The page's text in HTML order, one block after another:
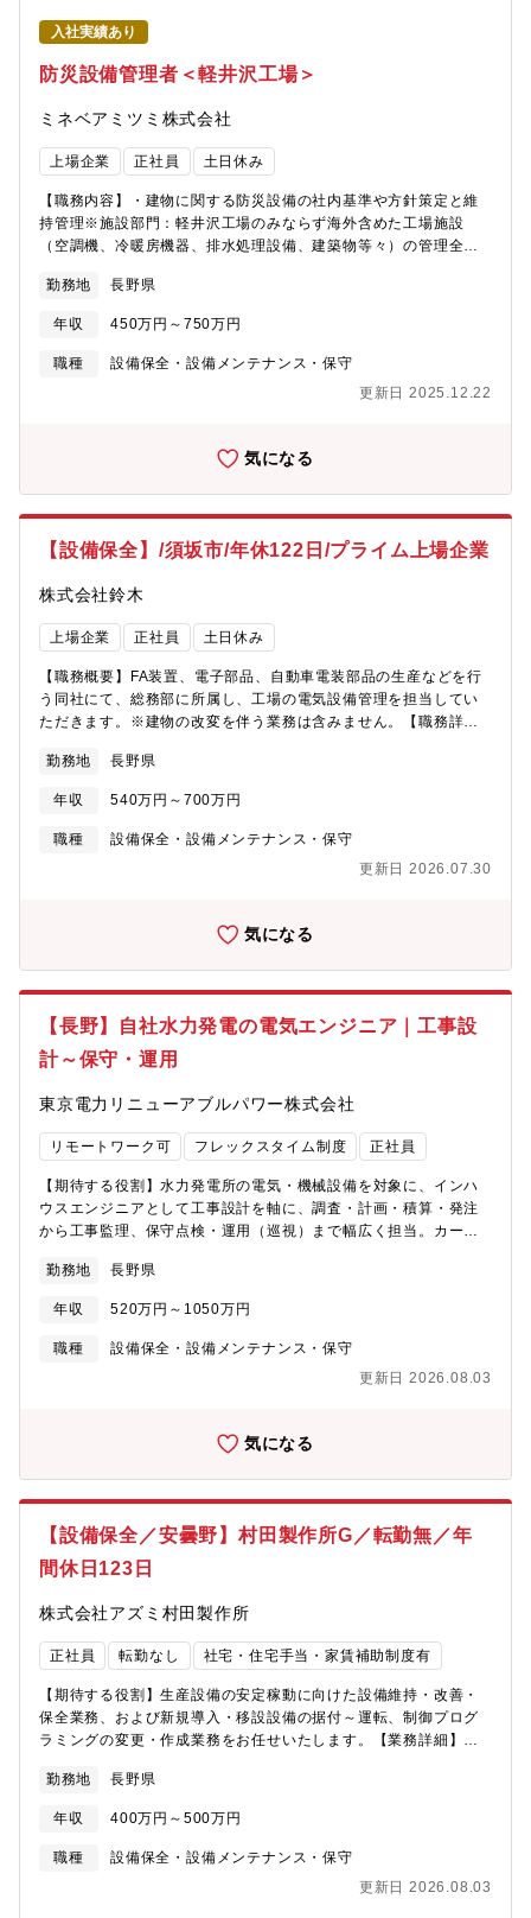
マネジャー1名、一般職1名）
入社実績あり
防災設備管理者＜軽井沢工場＞
ミネベアミツミ株式会社
上場企業 正社員 土日休み
【職務内容】・建物に関する防災設備の社内基準や方針策定と維
持管理※施設部門：軽井沢工場のみならず海外含めた工場施設
（空調機、冷暖房機器、排水処理設備、建築物等々）の管理全般
ンです。【軽井沢工場について】1963年3月に操業開始、ボール
ベアリング・小型モータ等のマザー工場として、海外の関連部門
工場を支援しております。【会社の特徴】◆ミネベアミツミとは
～コア事業「8本槍」を核とした、世界に一つしかない「相合」精
モーター、センサーや、半導体、無線技術などのエレクトロニク
する、世界に一つしかない「※相合」精密部品メーカーです。
2025年3月期は12期連続で過去最高を更新し、売上高は約1.5兆
円、営業利益945億円となりました。「※相合」とは：総合ではな
く、相い合わせることを意味する造語。 当社グループのあらゆる
リソースを掛け合わせ、 相乗効果により新たな価値を創造する。
◆当社の成長戦略について当社の成長戦略を推し進めるキードラ
イバーになるのは、「相合活動」。多様なバックグラウンド・ 情
熱を持つ10万人の人材が、 技術、事業を相い合わせ、 価値を最大
化します。・戦略（１）：オーガニック成長×M＆A成長～当社は
1951年7月、日本で初めてのミニチュアベアリング専業メーカー
として誕生。創業以来58社（2024年8月末現在）との経営統合を
経て、ボールベアリングからモーター、センサー、アクセス製
品、 半導体に至るまで、コア事業の8本槍製品を中心に、シナジ
ートフォリオを持つ「相合」精密部品メーカーへと成長しまし
り営業利益率や投資効率の高いM&A案件に集中し、積極的にM&A
に取り組んでいます。・戦略（２）：社会的課題解決製品の開発
ネルギー問題など様々な課題を抱えています。その社会的課題の
御）といったキーとなる新技術やそれを満たす製品・部品が必要
とされますが、そのソリューション製品に必ず使われる部品が「8
本槍製品」であり、当社は、今後ニーズが高まる可能性を秘めて
いる製品を揃えております。◆当社の強み・ミネベアミツミの強
みは、「（１）コア事業の強化」「（２）ニッチ分野で多角化経
営」「（３）相合してシナジーを創出」の３つです。これら３つ
の強みをかけ合わせ、シナジーを生み出すことにより、 社会的課
目指していきます。・積極的な海外進出当社は世界シェアNo.1の
国で130生産・開発拠点を展開。グループ全体の生産高に占める海
勤務地 長野県
年収 450万円～750万円
職種
設備保全・設備メンテナンス・保守
更新日 2025.12.22
気になる
【設備保全】/須坂市/年休122日/プライム上場企業
株式会社鈴木
上場企業 正社員 土日休み
【職務概要】FA装置、電子部品、自動車電装部品の生産などを行
う同社にて、総務部に所属し、工場の電気設備管理を担当してい
ただきます。※建物の改変を伴う業務は含みません。【職務詳
検、空調、ボイラー管理点検も含む）■新規設備導入、既存施設の
改善■設備修繕更新工事の立会、業者管理業務■その他施設管理に
関する業務等本社工場と本社から車で5分圏内のところに2工場、
車で10分圏内に1工場。計4工場あります。24時間稼働しています
数回休日出勤いただく可能性があります。【やりがい】自分の考
を動かせた時など様々な場面でやりがいを感じます。トップメー
カーより受注を獲得している信頼と確かな技術力も魅力です！
【入社後について】ご経験や能力に応じて、献身的にサポートい
たします。部署や課の壁が低く、風通しの良い職場です。中途入
社の方が多数在籍しており、不安なく入社できる環境です。
勤務地 長野県
年収 540万円～700万円
職種
設備保全・設備メンテナンス・保守
更新日 2026.07.30
気になる
【長野】自社水力発電の電気エンジニア｜工事設
計～保守・運用
東京電力リニューアブルパワー株式会社
リモートワーク可 フレックスタイム制度 正社員
【期待する役割】水力発電所の電気・機械設備を対象に、インハ
ウスエンジニアとして工事設計を軸に、調査・計画・積算・発注
から工事監理、保守点検・運用（巡視）まで幅広く担当。カーボ
運用の一翼を担っていただきます。【職務内容】■工事設計・発
注・工事監理・発電所仕様に基づく設備配置・構造設計・電気設
備設計、工程/調達計画の立案、設計図・仕様書の作成・設計段階
のリスク評価（施工時の安全性・環境影響の最小化）・工事会社/
理、完了後の試運転・性能検証■点検・保守・運用・定期巡視/点
旧対応【募集背景】水力電気分野では、中間層の不足による年齢
構成のひずみ解消と、技術・技能の次世代への継承が急務です。
地域に根ざした事業運営を継続するための人財確保を目的に本募
集を行います。同社は国内水力163ヶ所を有し、再エネのリーディ
ングカンパニーを目指して2030年度に向け国内外で事業規模の拡
大を進めており、水力の安定運用を支える技術者の役割は一層重
要になっています。【魅力】★国内水力163ヶ所・総出力約980万
備のライフサイクル全体に携わることができます。★2030年度に
成長企業で、水力を起点に将来は風力・地熱への活躍機会も広が
技術・技能を継承しながら専門性を磨くことができます。★想定
残業は月20時間程度、コアタイムのない勤務制度のもとで、腰を
据えて技術を積み上げていくことができます。★カーボンニュー
トラルや防災・レジリエンス強化、福島復興を支える社会貢献を
ターで点検・工事監理・設備計画等の実務経験を積み、本社・関
的には事業所管理職など水力事業の中核を目指し、状況に応じて
風力・地熱部門での活躍も期待します。【職場の雰囲気】■相談し
勤務地 長野県
年収 520万円～1050万円
職種
設備保全・設備メンテナンス・保守
更新日 2026.08.03
気になる
【設備保全／安曇野】村田製作所G／転勤無／年
間休日123日
株式会社アズミ村田製作所
正社員 転勤なし 社宅・住宅手当・家賃補助制度有
【期待する役割】生産設備の安定稼動に向けた設備維持・改善・
保全業務、および新規導入・移設設備の据付～運転、制御プログ
ラミングの変更・作成業務をお任せいたします。【業務詳細】生
（設備が故障する前に計画的に処置する）が主な役割であり、加
えて設備のパフォーマンスを最大限に高める改善活動を展開する
仕事です。経験を積んだ後、生産ラインの新設に伴う設備立ち上
げ業務をについても担当頂きます。【魅力】■ 計画的な設備保全
画的に実施。突発的なトラブル対応に追われることが少なく、腰
勤務地 長野県
年収 400万円～500万円
職種
設備保全・設備メンテナンス・保守
更新日 2026.08.03